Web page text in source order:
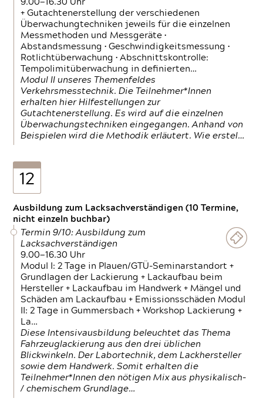
9.00—16.30 Uhr
+ Gutachtenerstellung der verschiedenen
Überwachungtechniken jeweils für die einzelnen
Messmethoden und Messgeräte •
Abstandsmessung • Geschwindigkeitsmessung •
Rotlichtüberwachung • Abschnittskontrolle:
Tempolimitüberwachung in definierten…
Modul II unseres Themenfeldes
Verkehrsmesstechnik. Die Teilnehmer*Innen
erhalten hier Hilfestellungen zur
Gutachtenerstellung. Es wird auf die einzelnen
Überwachungstechniken eingegangen. Anhand von
Beispielen wird die Methodik erläutert. Wie erstel…
12
Ausbildung zum Lacksachverständigen (10 Termine,
nicht einzeln buchbar)
Termin 9/10: Ausbildung zum
Lacksachverständigen
9.00—16.30 Uhr
Modul I: 2 Tage in Plauen/GTÜ-Seminarstandort +
Grundlagen der Lackierung + Lackaufbau beim
Hersteller + Lackaufbau im Handwerk + Mängel und
Schäden am Lackaufbau + Emissionsschäden Modul
II: 2 Tage in Gummersbach + Workshop Lackierung +
La…
Diese Intensivausbildung beleuchtet das Thema
Fahrzeuglackierung aus den drei üblichen
Blickwinkeln. Der Labortechnik, dem Lackhersteller
sowie dem Handwerk. Somit erhalten die
Teilnehmer*Innen den nötigen Mix aus physikalisch-
/ chemischem Grundlage…